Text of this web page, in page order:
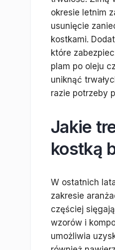
okresie letnim
usunięcie
kostkami.
które
plam po oleju
uniknąć
razie potrzeby
Jakie
kostką
W ostatnich
zakresie
częściej
wzorów i
umożliwia